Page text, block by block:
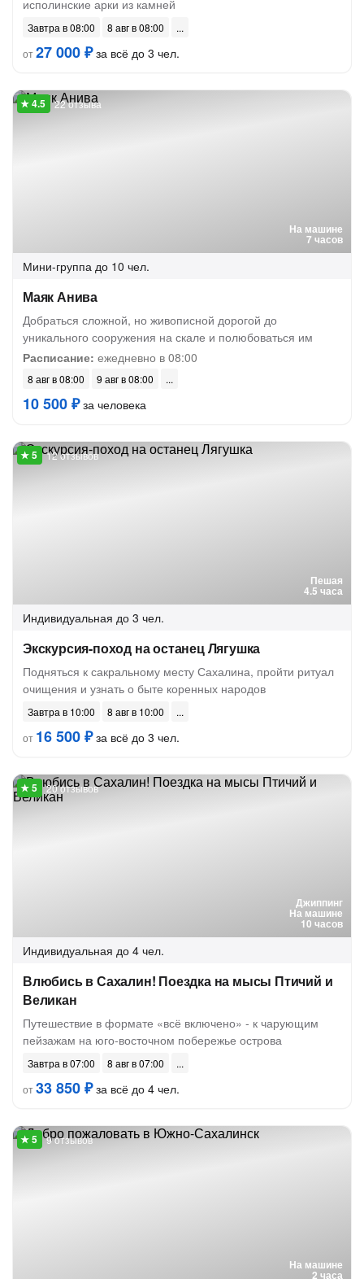
исполинские арки из камней
Завтра в 08:00
8 авг в 08:00
от27 000 ₽за всё до 3 чел.
На машине
7 часов
22 отзыва
Мини-группа до 10 чел.
Маяк Анива
Добраться сложной, но живописной дорогой до
уникального сооружения на скале и полюбоваться им
Расписание: ежедневно в 08:00
8 авг в 08:00 9 авг в 08:00
10 500 ₽за человека
Пешая
4.5 часа
12 отзывов
Индивидуальная до 3 чел.
Экскурсия-поход на останец Лягушка
Подняться к сакральному месту Сахалина, пройти ритуал
очищения и узнать о быте коренных народов
Завтра в 10:00
8 авг в 10:00
от 16 500 ₽за всё до 3 чел.
Джиппинг
На машине
10 часов
20 отзывов
Индивидуальная до 4 чел.
Влюбись в Сахалин! Поездка на мысы Птичий и
Великан
Путешествие в формате «всё включено» - к чарующим
пейзажам на юго-восточном побережье острова
Завтра в 07:00
8 авг в 07:00
от33 850 ₽за всё до 4 чел.
На машине
2 часа
9 отзывов